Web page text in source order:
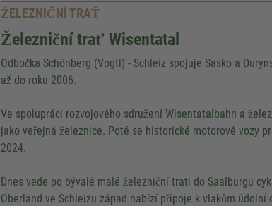
ŽELEZNIČNÍ TRAŤ
Železniční trať Wisentatal
Odbočka Schönberg (Vogtl) - Schleiz spojuje Sasko a
až do roku 2006.
Ve spolupráci rozvojového sdružení Wisentatalbahn a
jako veřejná železnice. Poté se historické motorové vozy
2024.
Dnes vede po bývalé malé železniční trati do Saalburgu
Oberland ve Schleizu západ nabízí přípoje k vlakům